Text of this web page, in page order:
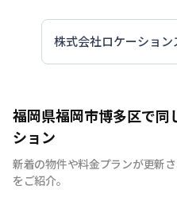
株式会社ロケーション
福岡県福岡市博多区で同
ション
新着の物件や料金プランが更新
をご紹介。